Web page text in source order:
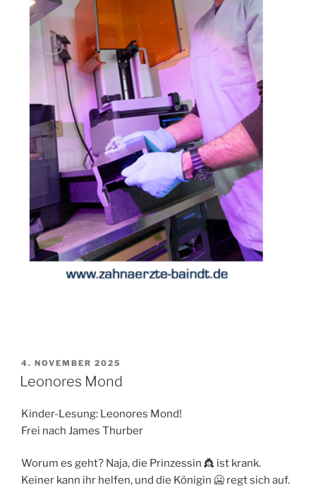
VERÖFFENTLICHT
AM
4. NOVEMBER 2025
Leonores Mond
Kinder-Lesung: Leonores Mond!
Frei nach James Thurber
Worum es geht? Naja, die Prinzessin 👸 ist krank.
Keiner kann ihr helfen, und die Königin 🥶 regt sich auf.